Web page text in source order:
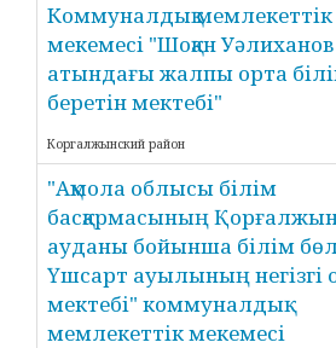
Коммуналдық мемлекеттік
мекемесі "Шоқан Уәлиханов
атындағы жалпы орта
беретін мектебі"
Коргалжынский район
"Ақмола облысы білім
басқармасының
ауданы бойынша білім
Үшсарт ауылының негізгі
мектебі" коммуналдық
мемлекеттік мекемесі